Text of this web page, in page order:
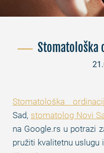
Stomatološka
Stomatološka
Sad, stomatolog Novi
na Google.rs u potrazi
pružiti kvalitetnu uslugu